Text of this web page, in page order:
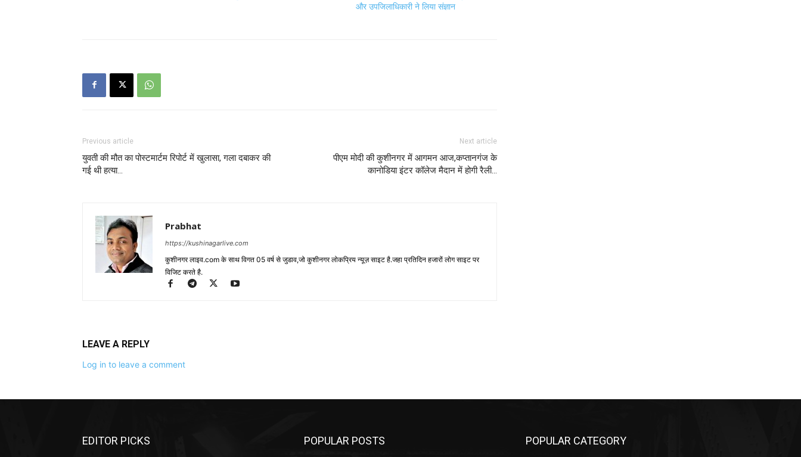
और उपजिलाधिकारी ने लिया संज्ञान
Previous article
युवती की मौत का पोस्टमार्टम रिपोर्ट में खुलासा, गला दबाकर की
गई थी हत्या…
Next article
पीएम मोदी की कुशीनगर में आगमन आज,कप्तानगंज के
कानोडिया इंटर कॉलेज मैदान में होगी रैली…
Prabhat
https://kushinagarlive.com
कुशीनगर लाइव.com के साथ विगत 05 वर्ष से जुडाव,जो कुशीनगर लोकप्रिय न्यूज़ साइट है.जहा प्रतिदिन हजारों लोग साइट पर
विजिट करते है.
LEAVE A REPLY
Log in to leave a comment
EDITOR PICKS POPULAR POSTS POPULAR CATEGORY